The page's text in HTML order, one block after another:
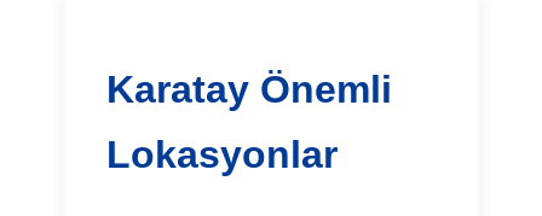
Karatay Önemli
Lokasyonlar